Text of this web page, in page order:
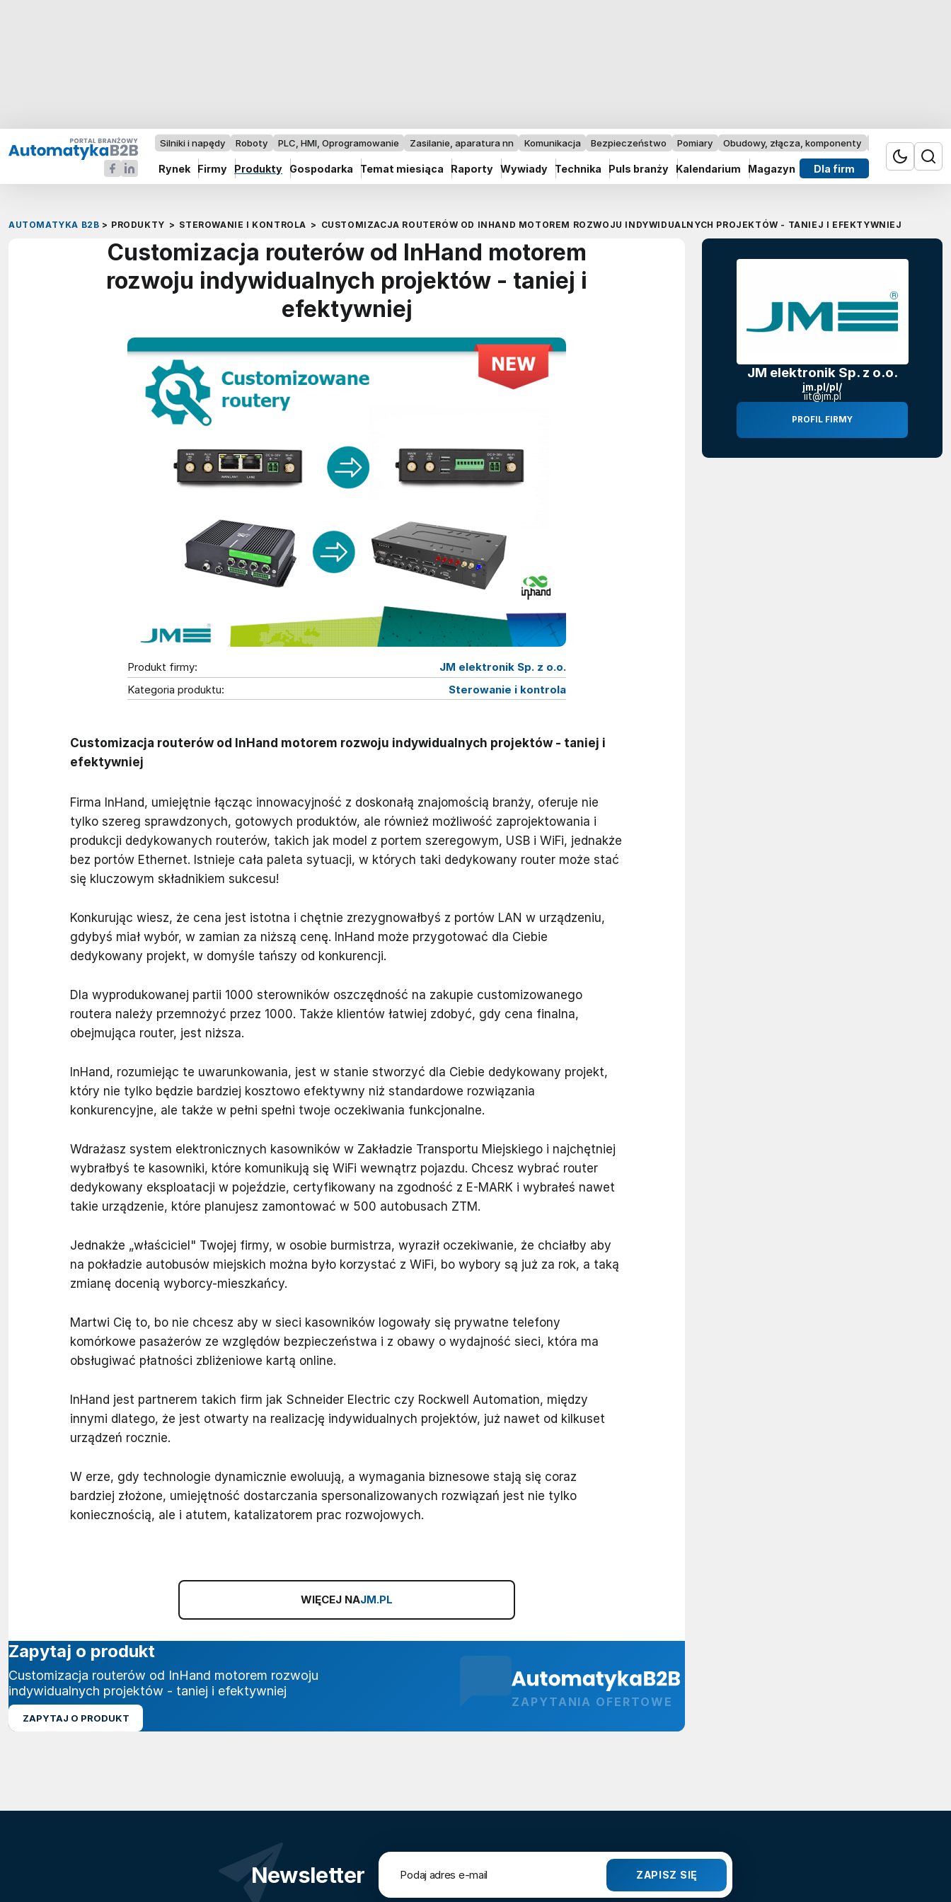
Silniki i napędy Roboty PLC, HMI, Oprogramowanie Zasilanie, aparatura nn Komunikacja Bezpieczeństwo Pomiary Obudowy, złącza, komponenty Przemysł 4.0
Rynek Firmy Produkty Gospodarka Temat miesiąca Raporty Wywiady Technika Puls branży Kalendarium Magazyn Dla firm
AUTOMATYKA B2B > PRODUKTY > STEROWANIE I KONTROLA > CUSTOMIZACJA ROUTERÓW OD INHAND MOTOREM ROZWOJU INDYWIDUALNYCH PROJEKTÓW - TANIEJ I EFEKTYWNIEJ
Customizacja routerów od InHand motorem
rozwoju indywidualnych projektów - taniej i
efektywniej
Produkt firmy:
JM elektronik Sp. z o.o.
Kategoria produktu:
Sterowanie i kontrola
Customizacja routerów od InHand motorem rozwoju indywidualnych projektów - taniej i
efektywniej
Firma InHand, umiejętnie łącząc innowacyjność z doskonałą znajomością branży, oferuje nie
tylko szereg sprawdzonych, gotowych produktów, ale również możliwość zaprojektowania i
produkcji dedykowanych routerów, takich jak model z portem szeregowym, USB i WiFi, jednakże
bez portów Ethernet. Istnieje cała paleta sytuacji, w których taki dedykowany router może stać
się kluczowym składnikiem sukcesu!
Konkurując wiesz, że cena jest istotna i chętnie zrezygnowałbyś z portów LAN w urządzeniu,
gdybyś miał wybór, w zamian za niższą cenę. InHand może przygotować dla Ciebie
dedykowany projekt, w domyśle tańszy od konkurencji.
Dla wyprodukowanej partii 1000 sterowników oszczędność na zakupie customizowanego
routera należy przemnożyć przez 1000. Także klientów łatwiej zdobyć, gdy cena finalna,
obejmująca router, jest niższa.
InHand, rozumiejąc te uwarunkowania, jest w stanie stworzyć dla Ciebie dedykowany projekt,
który nie tylko będzie bardziej kosztowo efektywny niż standardowe rozwiązania
konkurencyjne, ale także w pełni spełni twoje oczekiwania funkcjonalne.
Wdrażasz system elektronicznych kasowników w Zakładzie Transportu Miejskiego i najchętniej
wybrałbyś te kasowniki, które komunikują się WiFi wewnątrz pojazdu. Chcesz wybrać router
dedykowany eksploatacji w pojeździe, certyfikowany na zgodność z E-MARK i wybrałeś nawet
takie urządzenie, które planujesz zamontować w 500 autobusach ZTM.
Jednakże „właściciel" Twojej firmy, w osobie burmistrza, wyraził oczekiwanie, że chciałby aby
na pokładzie autobusów miejskich można było korzystać z WiFi, bo wybory są już za rok, a taką
zmianę docenią wyborcy-mieszkańcy.
Martwi Cię to, bo nie chcesz aby w sieci kasowników logowały się prywatne telefony
komórkowe pasażerów ze względów bezpieczeństwa i z obawy o wydajność sieci, która ma
obsługiwać płatności zbliżeniowe kartą online.
InHand jest partnerem takich firm jak Schneider Electric czy Rockwell Automation, między
innymi dlatego, że jest otwarty na realizację indywidualnych projektów, już nawet od kilkuset
urządzeń rocznie.
W erze, gdy technologie dynamicznie ewoluują, a wymagania biznesowe stają się coraz
bardziej złożone, umiejętność dostarczania spersonalizowanych rozwiązań jest nie tylko
koniecznością, ale i atutem, katalizatorem prac rozwojowych.
WIĘCEJ NAJM.PL
ZAPYTANIA OFERTOWE
Zapytaj o produkt
Customizacja routerów od InHand motorem rozwoju
indywidualnych projektów - taniej i efektywniej
ZAPYTAJ O PRODUKT
JM elektronik Sp. z o.o.
jm.pl/pl/
iit@jm.pl
PROFIL FIRMY
Newsletter